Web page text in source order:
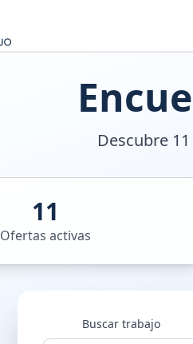
Descubre
11
Ofertas activas
Buscar trabajo